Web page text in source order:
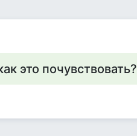
это почувствовать?